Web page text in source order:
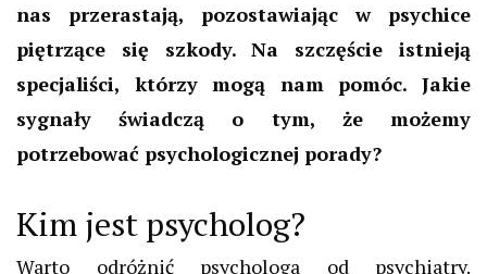
nas przerastają, pozostawiając w psychice
piętrzące się szkody. Na szczęście istnieją
specjaliści, którzy mogą nam pomóc. Jakie
sygnały świadczą o tym, że możemy
potrzebować psychologicznej porady?
Kim jest psycholog?
Warto odróżnić psychologa od psychiatry.